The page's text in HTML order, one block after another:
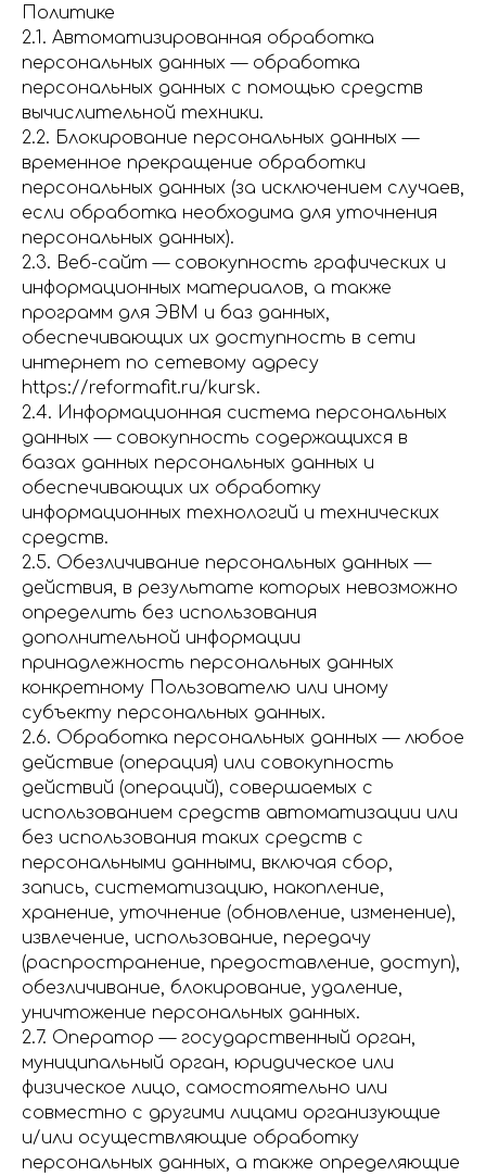
Политике
2.1. Автоматизированная обработка
персональных данных — обработка
персональных данных с помощью средств
вычислительной техники.
2.2. Блокирование персональных данных —
временное прекращение обработки
персональных данных (за исключением случаев,
если обработка необходима для уточнения
персональных данных).
2.3. Веб-сайт — совокупность графических и
информационных материалов, а также
программ для ЭВМ и баз данных,
обеспечивающих их доступность в сети
интернет по сетевому адресу
https://reformafit.ru/kursk.
2.4. Информационная система персональных
данных — совокупность содержащихся в
базах данных персональных данных и
обеспечивающих их обработку
информационных технологий и технических
средств.
2.5. Обезличивание персональных данных —
действия, в результате которых невозможно
определить без использования
дополнительной информации
принадлежность персональных данных
конкретному Пользователю или иному
субъекту персональных данных.
2.6. Обработка персональных данных — любое
действие (операция) или совокупность
действий (операций), совершаемых с
использованием средств автоматизации или
без использования таких средств с
персональными данными, включая сбор,
запись, систематизацию, накопление,
хранение, уточнение (обновление, изменение),
извлечение, использование, передачу
(распространение, предоставление, доступ),
обезличивание, блокирование, удаление,
уничтожение персональных данных.
2.7. Оператор — государственный орган,
муниципальный орган, юридическое или
физическое лицо, самостоятельно или
совместно с другими лицами организующие
и/или осуществляющие обработку
персональных данных, а также определяющие